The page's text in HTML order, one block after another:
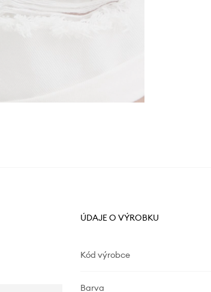
ÚDAJE O VÝROBKU
Kód výrobce
Barva